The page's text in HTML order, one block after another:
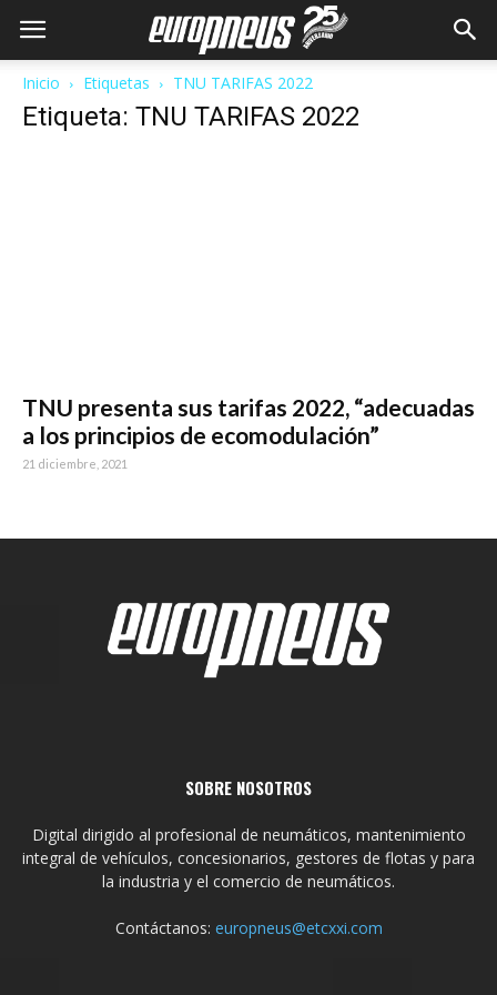
Inicio Etiquetas TNU TARIFAS 2022
Etiqueta: TNU TARIFAS 2022
TNU presenta sus tarifas 2022, “adecuadas
a los principios de ecomodulación”
21 diciembre, 2021
SOBRE NOSOTROS
Digital dirigido al profesional de neumáticos, mantenimiento
integral de vehículos, concesionarios, gestores de flotas y para
la industria y el comercio de neumáticos.
Contáctanos: europneus@etcxxi.com